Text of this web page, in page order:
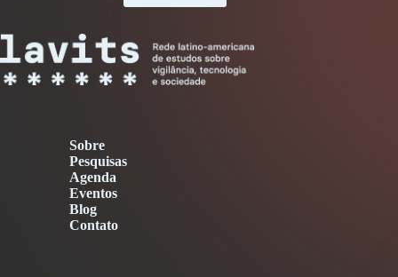
Sobre
Pesquisas
Agenda
Eventos
Blog
Contato